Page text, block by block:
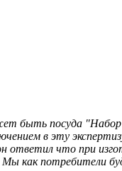
быть посуда
в эту
ответил что при
как потребители